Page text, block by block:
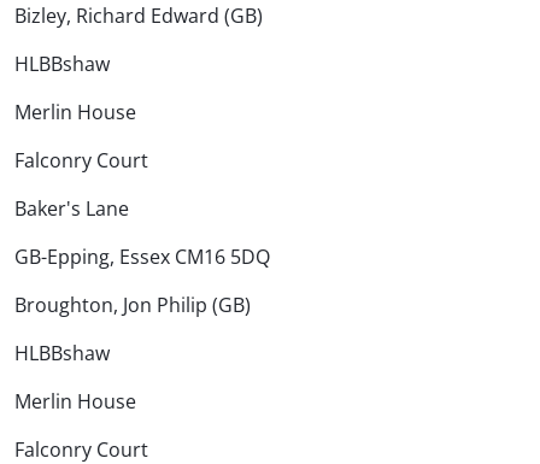
Bizley, Richard Edward (GB)
HLBBshaw
Merlin House
Falconry Court
Baker's Lane
GB-Epping, Essex CM16 5DQ
Broughton, Jon Philip (GB)
HLBBshaw
Merlin House
Falconry Court